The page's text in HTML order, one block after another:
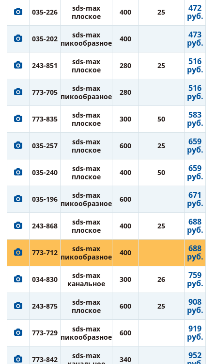
035-226
sds-max
плоское
400 25 472
руб.
035-202
sds-max
пикообразное
400 473
руб.
243-851
sds-max
плоское
280 25 516
руб.
773-705
sds-max
пикообразное
280 516
руб.
773-835
sds-max
плоское
300 50 583
руб.
035-257
sds-max
плоское
600 25 659
руб.
035-240
sds-max
плоское
400 50 659
руб.
035-196
sds-max
пикообразное
600 671
руб.
243-868
sds-max
плоское
400 25 688
руб.
773-712
sds-max
пикообразное
400 688
руб.
034-830
sds-max
канальное
300 26 759
руб.
243-875
sds-max
плоское
600 25 908
руб.
773-729
sds-max
пикообразное
600 919
руб.
773-842
sds-max
340 952